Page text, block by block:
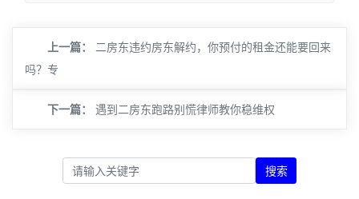
上一篇：
二房东违约房东解约，你预付的租金还能要回来
吗？专
下一篇： 遇到二房东跑路别慌律师教你稳维权
搜索